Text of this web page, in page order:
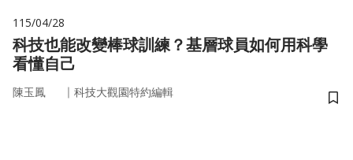
115/04/28
科技也能改變棒球訓練？基層球員如何用科學
看懂自己
陳玉鳳 ｜ 科技大觀園特約編輯
儲